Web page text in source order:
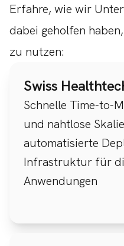
Erfahre, wie wir
dabei geholfen
zu nutzen:
Swiss
Schnelle Time-to-
und nahtlose
automatisierte
Infrastruktur für
Anwendungen